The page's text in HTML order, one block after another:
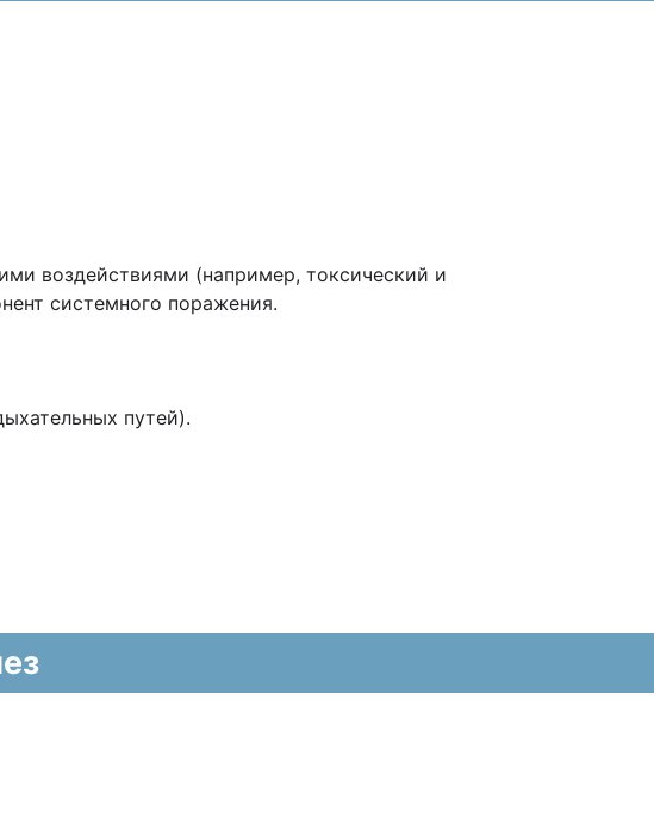
воздействиями (например, токсический и
системного поражения.
путей).